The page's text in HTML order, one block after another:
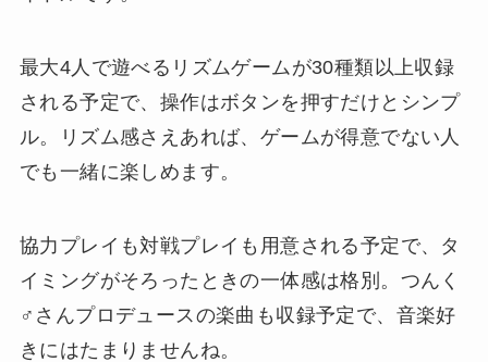
最大4人で遊べるリズムゲームが30種類以上収録
される予定で、操作はボタンを押すだけとシンプ
ル。リズム感さえあれば、ゲームが得意でない人
でも一緒に楽しめます。
協力プレイも対戦プレイも用意される予定で、タ
イミングがそろったときの一体感は格別。つんく
♂さんプロデュースの楽曲も収録予定で、音楽好
きにはたまりませんね。